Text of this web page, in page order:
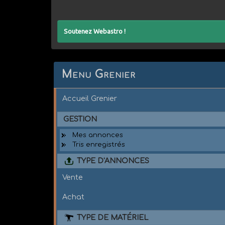
Soutenez Webastro !
Menu Grenier
Accueil Grenier
GESTION
Mes annonces
Tris enregistrés
TYPE D'ANNONCES
Vente
Achat
TYPE DE MATÉRIEL